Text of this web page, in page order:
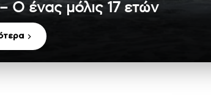
Ο ένας μόλις 17 ετών